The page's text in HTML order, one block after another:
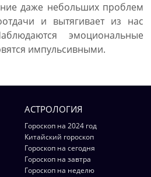
даже небольших проблем
и вытягивает из нас
эмоциональные
импульсивными.
АСТРОЛОГИЯ
Гороскоп на 2024 год
Китайский гороскоп
Гороскоп на сегодня
Гороскоп на завтра
Гороскоп на неделю